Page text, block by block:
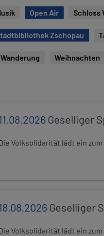
Open Air Schloss
Zschopau
Wanderung Weihnachten
Geselliger
Volksolidarität lädt ein
Geselliger
Volksolidarität lädt ein